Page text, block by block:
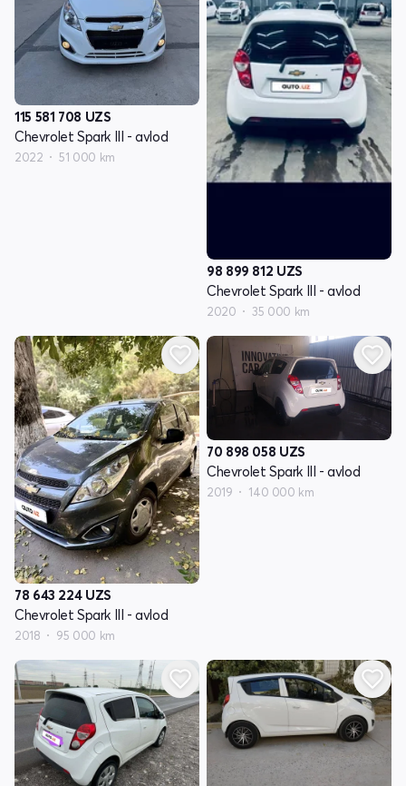
115 581 708 UZS
Chevrolet Spark III - avlod
2022 51 000 km
98 899 812 UZS
Chevrolet Spark III - avlod
2020 35 000 km
78 643 224 UZS
Chevrolet Spark III - avlod
2018 95 000 km
70 898 058 UZS
Chevrolet Spark III - avlod
2019 140 000 km